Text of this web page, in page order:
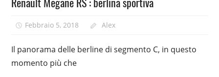
Febbraio 5, 2018 Alex
Il panorama delle berline di segmento C, in questo
momento più che